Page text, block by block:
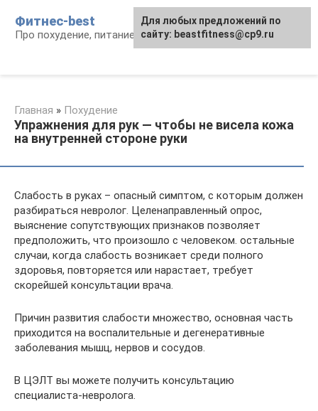
контенту
Фитнес-best
Про похудение, питание и фитнес
Главная » Похудение
Упражнения для рук — чтобы не висела кожа
на внутренней стороне руки
Слабость в руках – опасный симптом, с которым должен
разбираться невролог. Целенаправленный опрос,
выяснение сопутствующих признаков позволяет
предположить, что произошло с человеком. остальные
случаи, когда слабость возникает среди полного
здоровья, повторяется или нарастает, требует
скорейшей консультации врача.
Причин развития слабости множество, основная часть
приходится на воспалительные и дегенеративные
заболевания мышц, нервов и сосудов.
В ЦЭЛТ вы можете получить консультацию
специалиста-невролога.
Для любых предложений по
сайту: beastfitness@cp9.ru